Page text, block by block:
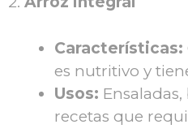
Características:
es nutritivo y
Usos:
recetas que